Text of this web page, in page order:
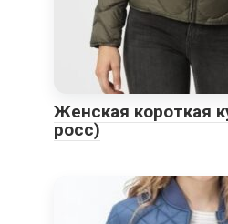
Женская короткая
росс)